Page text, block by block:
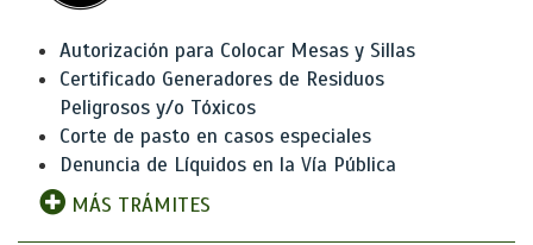
Autorización para Colocar Mesas y Sillas
Certificado Generadores de Residuos
Peligrosos y/o Tóxicos
Corte de pasto en casos especiales
Denuncia de Líquidos en la Vía Pública
MÁS TRÁMITES